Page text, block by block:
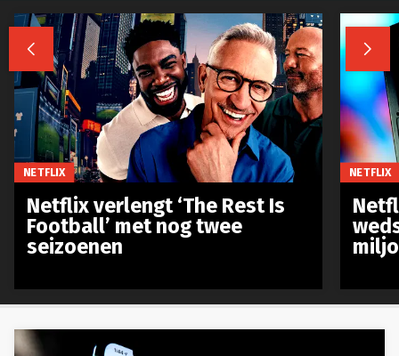
 
NETFLIX
Netflix verlengt ‘The Rest Is
Football’ met nog twee
seizoenen
NETFLIX